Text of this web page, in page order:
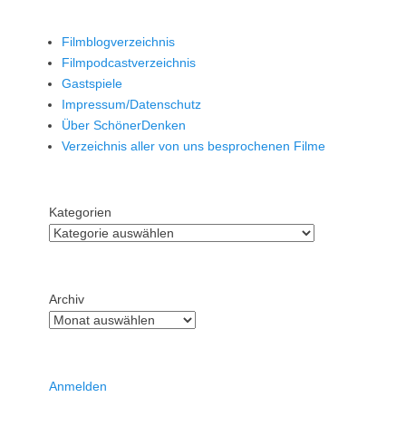
Filmblogverzeichnis
Filmpodcastverzeichnis
Gastspiele
Impressum/Datenschutz
Über SchönerDenken
Verzeichnis aller von uns besprochenen Filme
Kategorien
Archiv
Anmelden